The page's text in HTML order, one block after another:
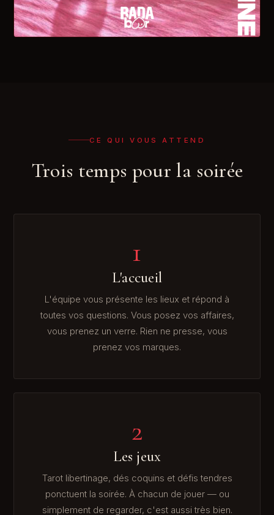
CE QUI VOUS ATTEND
Trois temps pour la soirée
1
L'accueil
L'équipe vous présente les lieux et répond à
toutes vos questions. Vous posez vos affaires,
vous prenez un verre. Rien ne presse, vous
prenez vos marques.
2
Les jeux
Tarot libertinage, dés coquins et défis tendres
ponctuent la soirée. À chacun de jouer — ou
simplement de regarder, c'est aussi très bien.